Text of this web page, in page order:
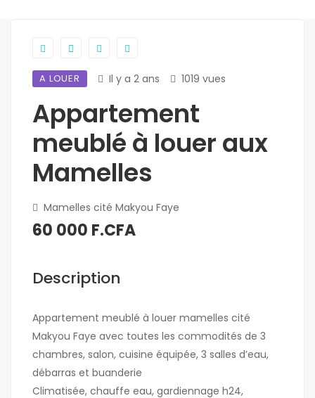
A LOUER Il y a 2 ans 1019 vues
Appartement
meublé à louer aux
Mamelles
Mamelles cité Makyou Faye
60 000 F.CFA
Description
Appartement meublé à louer mamelles cité
Makyou Faye avec toutes les commodités de 3
chambres, salon, cuisine équipée, 3 salles d’eau,
débarras et buanderie
Climatisée, chauffe eau, gardiennage h24,